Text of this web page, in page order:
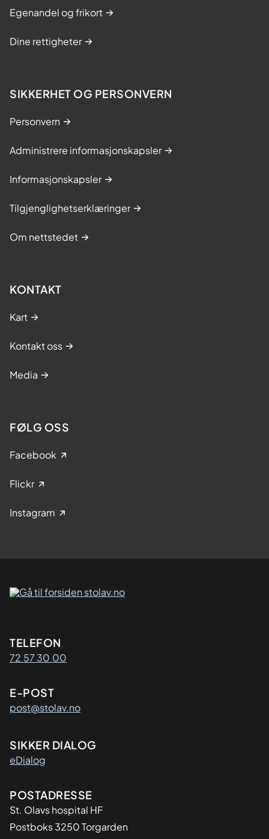
Egenandel og frikort
Dine rettigheter
SIKKERHET OG PERSONVERN
Personvern
Administrere informasjonskapsler
Informasjonskapsler
Tilgjenglighetserklæringer
Om nettstedet
KONTAKT
Kart
Kontakt oss
Media
FØLG OSS
Facebook
Flickr
Instagram
Kontaktinformasjon
TELEFON
72 57 30 00
E-POST
post@stolav.no
SIKKER DIALOG
eDialog
Adresse
POSTADRESSE
St. Olavs hospital HF
Postboks 3250 Torgarden